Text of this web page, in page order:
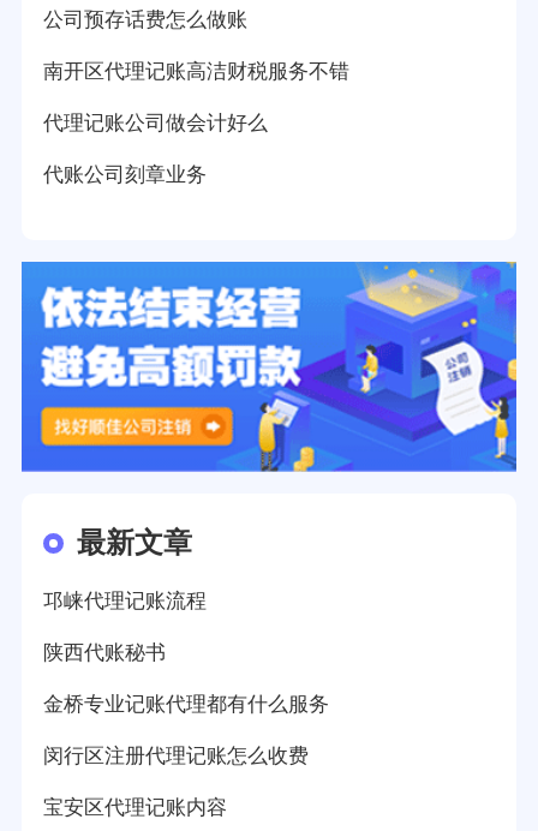
公司预存话费怎么做账
南开区代理记账高洁财税服务不错
代理记账公司做会计好么
代账公司刻章业务
最新文章
邛崃代理记账流程
陕西代账秘书
金桥专业记账代理都有什么服务
闵行区注册代理记账怎么收费
宝安区代理记账内容